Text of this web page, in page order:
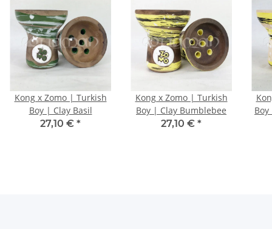
Kong x Zomo | Turkish
Boy | Clay Basil
27,10 € *
Kong x Zomo | Turkish
Boy | Clay Bumblebee
27,10 € *